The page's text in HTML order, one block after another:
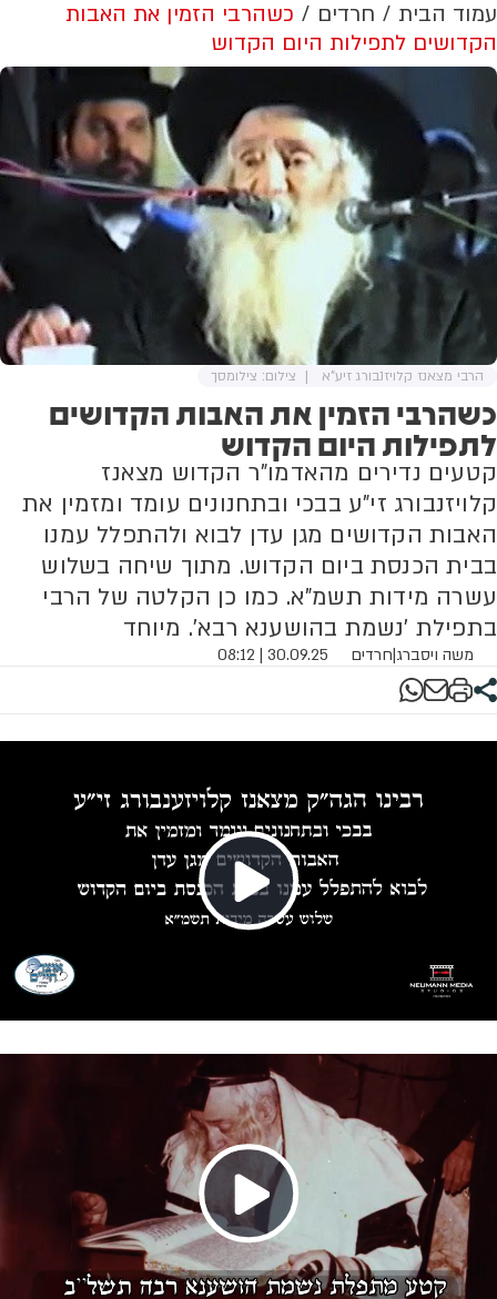
עמוד הבית חרדים
כשהרבי הזמין את האבות
הקדושים לתפילות היום הקדוש
כשהרבי הזמין את האבות הקדושים
לתפילות היום הקדוש
קטעים נדירים מהאדמו"ר הקדוש מצאנז
קלויזנבורג זי"ע בבכי ובתחנונים עומד ומזמין את
האבות הקדושים מגן עדן לבוא ולהתפלל עמנו
בבית הכנסת ביום הקדוש. מתוך שיחה בשלוש
עשרה מידות תשמ"א. כמו כן הקלטה של הרבי
בתפילת 'נשמת בהושענא רבא'. מיוחד
משה ויסברג|חרדים 30.09.25 | 08:12
הרבי מצאנז קלויזנבורג זיע"א צילום: צילומסך
Play
Video
Play